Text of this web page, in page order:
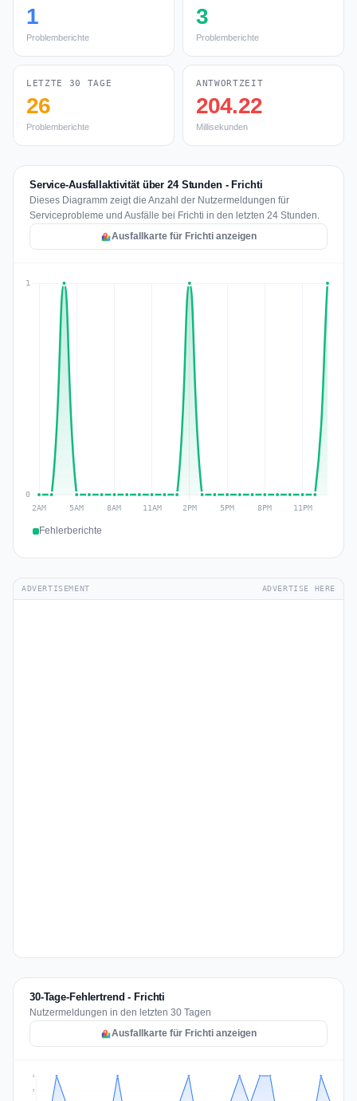
1
Problemberichte
3
Problemberichte
LETZTE 30 TAGE
26
Problemberichte
ANTWORTZEIT
204.22
Millisekunden
Service-Ausfallaktivität über 24 Stunden - Frichti
Dieses Diagramm zeigt die Anzahl der Nutzermeldungen für
Serviceprobleme und Ausfälle bei Frichti in den letzten 24 Stunden.
Ausfallkarte für Frichti anzeigen
Fehlerberichte
ADVERTISEMENT ADVERTISE HERE
30-Tage-Fehlertrend - Frichti
Nutzermeldungen in den letzten 30 Tagen
Ausfallkarte für Frichti anzeigen
2
2